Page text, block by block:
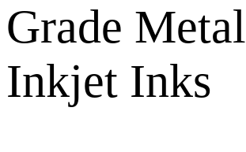
Grade Metal
Inkjet Inks